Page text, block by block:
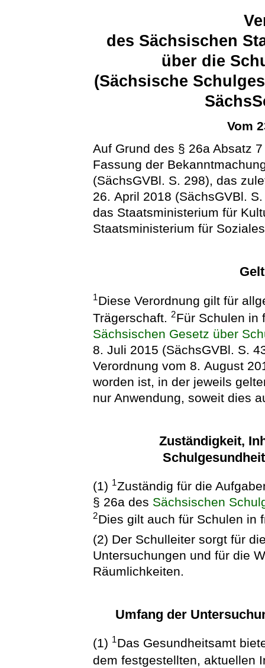
des Sächsischen
über die
(Sächsische
Vom
Auf Grund des § 26a Absatz
Fassung der
(SächsGVBl. S. 298), das
26. April 2018 (SächsGVBl.
das Staatsministerium für
Staatsministerium für
1Diese Verordnung gilt für
Trägerschaft.2Für Schulen in
Sächsischen Gesetz über
8. Juli 2015 (SächsGVBl. S.
Verordnung vom 8. August
worden ist, in der jeweils
nur Anwendung, soweit dies
Zuständigkeit,
(1) 1Zuständig für die
§ 26a des Sächsischen
2Dies gilt auch für Schulen in
(2) Der Schulleiter sorgt für
Untersuchungen und für die
Räumlichkeiten.
Umfang der
(1) 1Das Gesundheitsamt
dem festgestellten, aktuellen